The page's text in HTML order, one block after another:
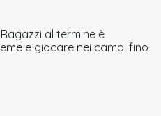
al termine è
e giocare nei campi fino